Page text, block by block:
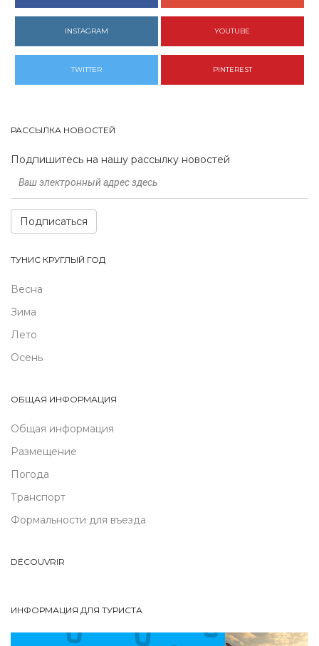
INSTAGRAM YOUTUBE
TWITTER PINTEREST
РАССЫЛКА НОВОСТЕЙ
Подпишитесь на нашу рассылку новостей
Подписаться
ТУНИС КРУГЛЫЙ ГОД
Весна
Зима
Лето
Осень
ОБЩАЯ ИНФОРМАЦИЯ
Общая информация
Размещение
Погода
Транспорт
Формальности для въезда
DÉCOUVRIR
ИНФОРМАЦИЯ ДЛЯ ТУРИСТА